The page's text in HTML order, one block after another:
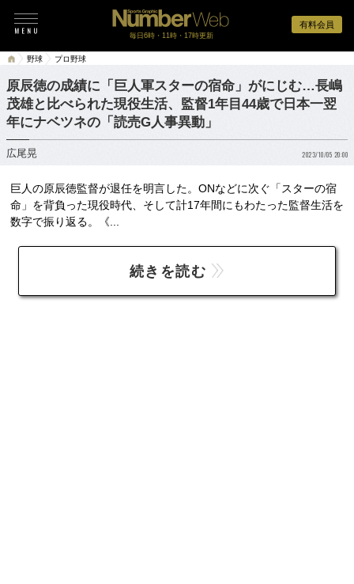
有料会員
毎日6時・11時・17時更新
野球 プロ野球
原辰徳の成績に「巨人軍スターの宿命」がにじむ…長嶋
茂雄と比べられた現役生活、監督1年目44歳で日本一翌
年にナベツネの「読売G人事異動」
広尾晃 2023/10/05 20:00
巨人の原辰徳監督が退任を明言した。ONなどに次ぐ「スターの宿
命」を背負った現役時代、そして計17年間にもわたった監督生活を
数字で振り返る。《...
続きを読む